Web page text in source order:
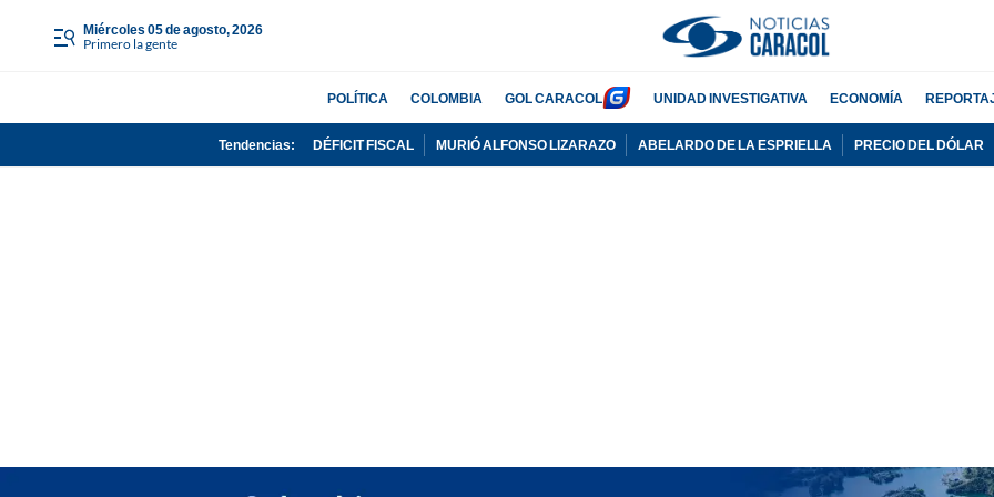
miércoles 05 de agosto, 2026
Primero la gente
POLÍTICA COLOMBIA GOL CARACOL UNIDAD INVESTIGATIVA ECONOMÍA
Tendencias: DÉFICIT FISCAL MURIÓ ALFONSO LIZARAZO ABELARDO DE LA ESPRIELLA PRECIO DEL DÓLAR